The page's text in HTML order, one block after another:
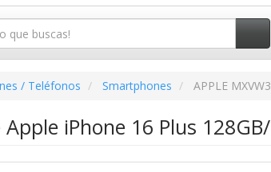
/ Teléfonos Smartphones APPLE
iPhone 16 Plus